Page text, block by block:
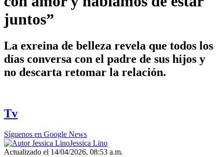
juntos”
La exreina de belleza revela que todos los
días conversa con el padre de sus hijos y
no descarta retomar la relación.
Tv
Síguenos en Google News
Jessica Lino
Actualizado el 14/04/2026, 08:53 a.m.